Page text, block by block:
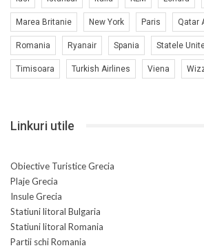
Marea Britanie New York Paris Qatar
Romania Ryanair Spania Statele
Timisoara Turkish Airlines Viena
Linkuri utile
Obiective Turistice Grecia
Plaje Grecia
Insule Grecia
Statiuni litoral Bulgaria
Statiuni litoral Romania
Partii schi Romania